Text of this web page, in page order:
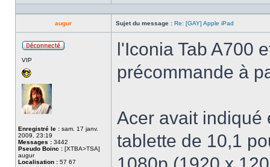
Profil
augur Sujet du message : Re: [GAY] Apple iPad
VIP
Enregistré le : sam. 17 janv.
2009, 23:19
Messages : 3442
Pseudo Boinc : [XTBA>TSA]
augur
Localisation : 57 67
l'Iconia Tab A700
précommande à
Acer avait indiqué
tablette de 10,1